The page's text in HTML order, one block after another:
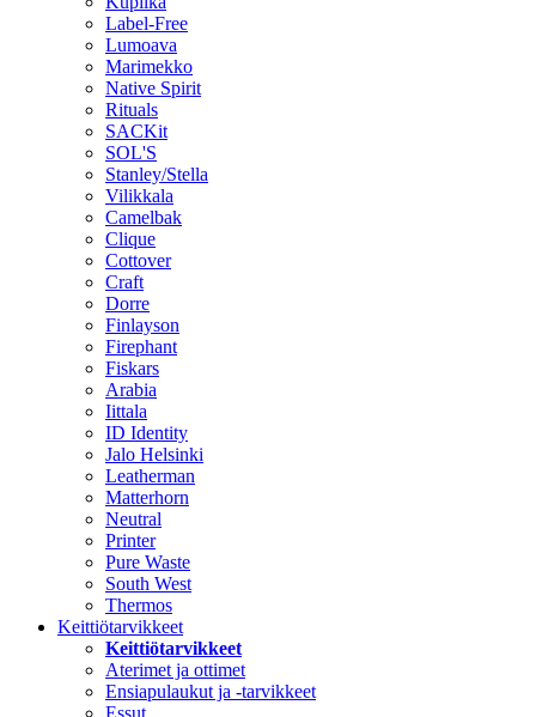
Label-Free
Lumoava
Marimekko
Native Spirit
Rituals
SACKit
SOL'S
Stanley/Stella
Vilikkala
Camelbak
Clique
Cottover
Craft
Dorre
Finlayson
Firephant
Fiskars
Arabia
Iittala
ID Identity
Jalo Helsinki
Leatherman
Matterhorn
Neutral
Printer
Pure Waste
South West
Thermos
Keittiötarvikkeet
Keittiötarvikkeet
Aterimet ja ottimet
Ensiapulaukut ja -tarvikkeet
Essut